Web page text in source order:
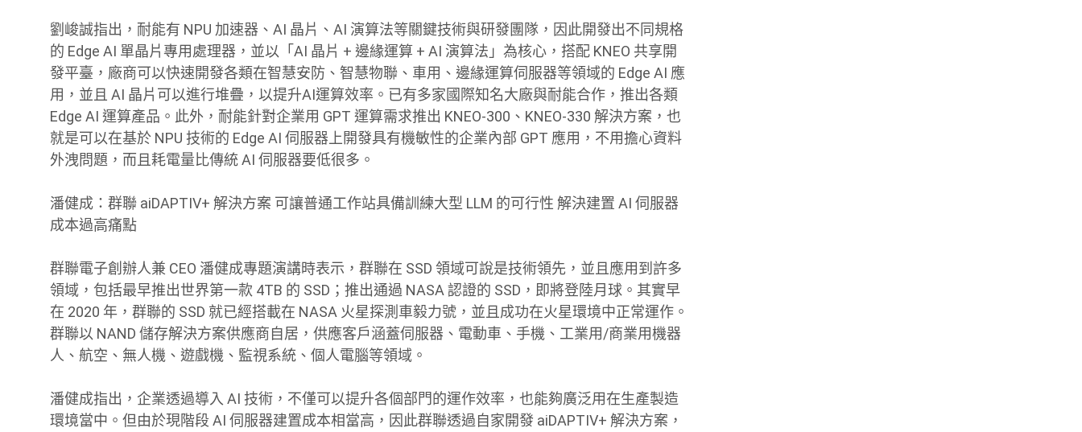
劉峻誠指出，耐能有 NPU 加速器、AI 晶片、AI 演算法等關鍵技術與研發團隊，因此開發出不同規格
的 Edge AI 單晶片專用處理器，並以「AI 晶片 + 邊緣運算 + AI 演算法」為核心，搭配 KNEO 共享開
發平臺，廠商可以快速開發各類在智慧安防、智慧物聯、車用、邊緣運算伺服器等領域的 Edge AI 應
用，並且 AI 晶片可以進行堆疊，以提升AI運算效率。已有多家國際知名大廠與耐能合作，推出各類
Edge AI 運算產品。此外，耐能針對企業用 GPT 運算需求推出 KNEO-300、KNEO-330 解決方案，也
就是可以在基於 NPU 技術的 Edge AI 伺服器上開發具有機敏性的企業內部 GPT 應用，不用擔心資料
外洩問題，而且耗電量比傳統 AI 伺服器要低很多。
潘健成：群聯 aiDAPTIV+ 解決方案 可讓普通工作站具備訓練大型 LLM 的可行性 解決建置 AI 伺服器
成本過高痛點
群聯電子創辦人兼 CEO 潘健成專題演講時表示，群聯在 SSD 領域可說是技術領先，並且應用到許多
領域，包括最早推出世界第一款 4TB 的 SSD；推出通過 NASA 認證的 SSD，即將登陸月球。其實早
在 2020 年，群聯的 SSD 就已經搭載在 NASA 火星探測車毅力號，並且成功在火星環境中正常運作。
群聯以 NAND 儲存解決方案供應商自居，供應客戶涵蓋伺服器、電動車、手機、工業用/商業用機器
人、航空、無人機、遊戲機、監視系統、個人電腦等領域。
潘健成指出，企業透過導入 AI 技術，不僅可以提升各個部門的運作效率，也能夠廣泛用在生產製造
環境當中。但由於現階段 AI 伺服器建置成本相當高，因此群聯透過自家開發 aiDAPTIV+ 解決方案，